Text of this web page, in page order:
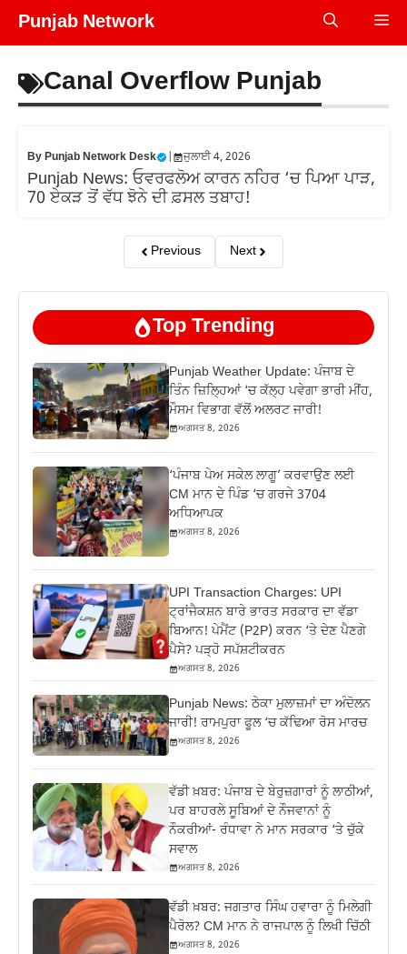
Skip
Punjab Network
Canal Overflow Punjab
ByPunjab Network Desk ਜੁਲਾਈ 4, 2026
Punjab News: ਓਵਰਫਲੋਅ ਕਾਰਨ ਨਹਿਰ ‘ਚ ਪਿਆ ਪਾੜ,
70 ਏਕੜ ਤੋਂ ਵੱਧ ਝੋਨੇ ਦੀ ਫ਼ਸਲ ਤਬਾਹ!
Previous Next
Top Trending
Punjab Weather Update: ਪੰਜਾਬ ਦੇ
ਤਿੰਨ ਜ਼‍ਿਲ੍ਹਿਆਂ ‘ਚ ਕੱਲ੍ਹ ਪਵੇਗਾ ਭਾਰੀ ਮੀਂਹ,
ਮੌਸਮ ਵਿਭਾਗ ਵੱਲੋਂ ਅਲਰਟ ਜਾਰੀ!
ਅਗਸਤ 8, 2026
‘ਪੰਜਾਬ ਪੇਅ ਸਕੇਲ ਲਾਗੂ’ ਕਰਵਾਉਣ ਲਈ
CM ਮਾਨ ਦੇ ਪਿੰਡ ‘ਚ ਗਰਜੇ 3704
ਅਧਿਆਪਕ
ਅਗਸਤ 8, 2026
UPI Transaction Charges: UPI
ਟ੍ਰਾਂਜੈਕਸ਼ਨ ਬਾਰੇ ਭਾਰਤ ਸਰਕਾਰ ਦਾ ਵੱਡਾ
ਬਿਆਨ! ਪੇਮੈਂਟ (P2P) ਕਰਨ ‘ਤੇ ਦੇਣ ਪੈਣਗੇ
ਪੈਸੇ? ਪੜ੍ਹੋ ਸਪੱਸ਼ਟੀਕਰਨ
ਅਗਸਤ 8, 2026
Punjab News: ਠੇਕਾ ਮੁਲਾਜ਼ਮਾਂ ਦਾ ਅੰਦੋਲਨ
ਜਾਰੀ! ਰਾਮਪੁਰਾ ਫੂਲ ‘ਚ ਕੱਢਿਆ ਰੋਸ ਮਾਰਚ
ਅਗਸਤ 8, 2026
ਵੱਡੀ ਖ਼ਬਰ: ਪੰਜਾਬ ਦੇ ਬੇਰੁਜ਼ਗਾਰਾਂ ਨੂੰ ਲਾਠੀਆਂ,
ਪਰ ਬਾਹਰਲੇ ਸੂਬਿਆਂ ਦੇ ਨੌਜਵਾਨਾਂ ਨੂੰ
ਨੌਕਰੀਆਂ- ਰੰਧਾਵਾ ਨੇ ਮਾਨ ਸਰਕਾਰ ‘ਤੇ ਚੁੱਕੇ
ਸਵਾਲ
ਅਗਸਤ 8, 2026
ਵੱਡੀ ਖ਼ਬਰ: ਜਗਤਾਰ ਸਿੰਘ ਹਵਾਰਾ ਨੂੰ ਮਿਲੇਗੀ
ਪੈਰੋਲ? CM ਮਾਨ ਨੇ ਰਾਜਪਾਲ ਨੂੰ ਲਿਖੀ ਚਿੱਠੀ
ਅਗਸਤ 8, 2026